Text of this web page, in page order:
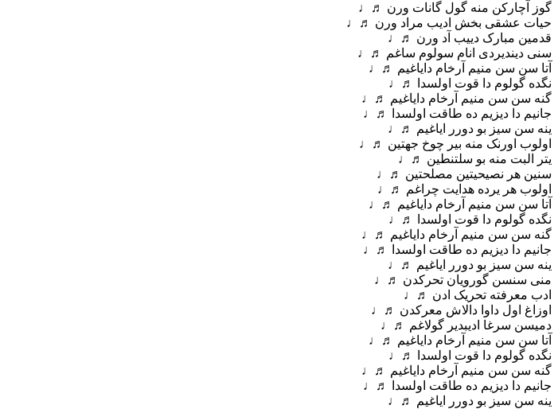
گوز آچارکن منه گول گانات ورن ♬♩
حیات عشقی بخش ادیب مراد ورن ♬♩
قدمین مبارک دییب آد ورن ♬♩
سنی دیندیردی انام سولوم ساغم ♬♩
آتا سن سن منیم آرخام دایاغیم ♬♩
نگده گولوم دا قوت اولسدا ♬♩
گنه سن سن منیم آرخام دایاغیم ♬♩
جانیم دا دیزیم ده طاقت اولسدا ♬♩
ینه سن سیز بو دورر ایاغیم ♬♩
اولوب اورنک منه بیر چوخ جهتین ♬♩
یتر البت منه بو سلتنطین ♬♩
سنین هر نصیحیتین مصلحتین ♬♩
اولوب هر یرده هدایت چراغم ♬♩
آتا سن سن منیم آرخام دایاغیم ♬♩
نگده گولوم دا قوت اولسدا ♬♩
گنه سن سن منیم آرخام دایاغیم ♬♩
جانیم دا دیزیم ده طاقت اولسدا ♬♩
ینه سن سیز بو دورر ایاغیم ♬♩
منی سنسن گورویان تحرکدن ♬♩
ادب معرفته تحریک ادن ♬♩
اوزاغ اول داوا دالاش معرکدن ♬♩
دمیسن سرغا ادیبدیر گولاغم ♬♩
آتا سن سن منیم آرخام دایاغیم ♬♩
نگده گولوم دا قوت اولسدا ♬♩
گنه سن سن منیم آرخام دایاغیم ♬♩
جانیم دا دیزیم ده طاقت اولسدا ♬♩
ینه سن سیز بو دورر ایاغیم ♬♩